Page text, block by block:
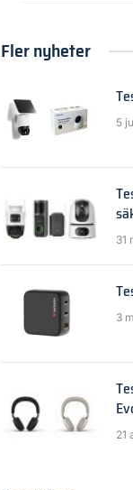
Fler nyheter
5
31
3
21